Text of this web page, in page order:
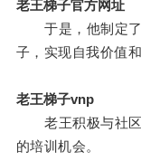
老王梯子官方网址
于是，他制定了
子，实现自我价值
老王梯子vnp
老王积极与社区
的培训机会。